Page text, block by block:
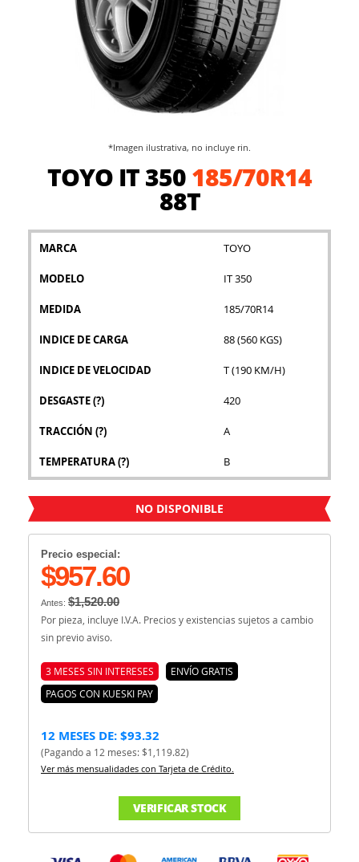
TOYO IT 350185/70R14
88T
MARCA TOYO
MODELO IT 350
MEDIDA 185/70R14
INDICE DE CARGA 88 (560 KGS)
INDICE DE VELOCIDAD T (190 KM/H)
DESGASTE(?) 420
TRACCIÓN (?) A
TEMPERATURA(?) B
NO DISPONIBLE
Precio especial:
$957.60
Antes: $1,520.00
Por pieza, incluye I.V.A. Precios y existencias sujetos a cambio
sin previo aviso.
3 MESES SIN INTERESES
ENVÍO GRATIS
PAGOS CON KUESKI PAY
12 MESES DE: $93.32
(Pagando a 12 meses: $1,119.82)
Ver más mensualidades con Tarjeta de Crédito.
VERIFICAR STOCK
*Imagen ilustrativa, no incluye rin.
galería
imágenes